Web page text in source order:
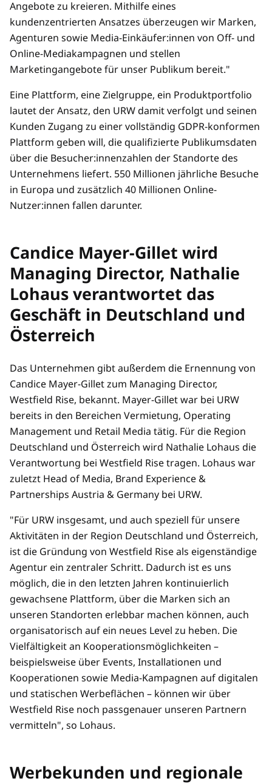
Angebote zu kreieren. Mithilfe eines
kundenzentrierten Ansatzes überzeugen wir Marken,
Agenturen sowie Media-Einkäufer:innen von Off- und
Online-Mediakampagnen und stellen
Marketingangebote für unser Publikum bereit."
Eine Plattform, eine Zielgruppe, ein Produktportfolio
lautet der Ansatz, den URW damit verfolgt und seinen
Kunden Zugang zu einer vollständig GDPR-konformen
Plattform geben will, die qualifizierte Publikumsdaten
über die Besucher:innenzahlen der Standorte des
Unternehmens liefert. 550 Millionen jährliche Besuche
in Europa und zusätzlich 40 Millionen Online-
Nutzer:innen fallen darunter.
Candice Mayer-Gillet wird
Managing Director, Nathalie
Lohaus verantwortet das
Geschäft in Deutschland und
Österreich
Das Unternehmen gibt außerdem die Ernennung von
Candice Mayer-Gillet zum Managing Director,
Westfield Rise, bekannt. Mayer-Gillet war bei URW
bereits in den Bereichen Vermietung, Operating
Management und Retail Media tätig. Für die Region
Deutschland und Österreich wird Nathalie Lohaus die
Verantwortung bei Westfield Rise tragen. Lohaus war
zuletzt Head of Media, Brand Experience &
Partnerships Austria & Germany bei URW.
"Für URW insgesamt, und auch speziell für unsere
Aktivitäten in der Region Deutschland und Österreich,
ist die Gründung von Westfield Rise als eigenständige
Agentur ein zentraler Schritt. Dadurch ist es uns
möglich, die in den letzten Jahren kontinuierlich
gewachsene Plattform, über die Marken sich an
unseren Standorten erlebbar machen können, auch
organisatorisch auf ein neues Level zu heben. Die
Vielfältigkeit an Kooperationsmöglichkeiten –
beispielsweise über Events, Installationen und
Kooperationen sowie Media-Kampagnen auf digitalen
und statischen Werbeflächen – können wir über
Westfield Rise noch passgenauer unseren Partnern
vermitteln", so Lohaus.
Werbekunden und regionale